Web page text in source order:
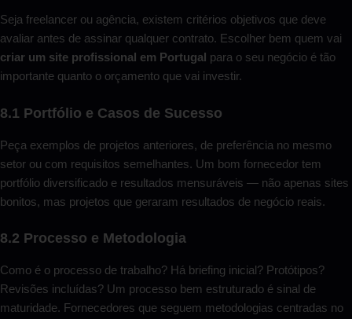
Seja freelancer ou agência, existem critérios objetivos que deve
avaliar antes de assinar qualquer contrato. Escolher bem quem vai
criar um site profissional em Portugal para o seu negócio é tão
importante quanto o orçamento que vai investir.
8.1 Portfólio e Casos de Sucesso
Peça exemplos de projetos anteriores, de preferência no mesmo
setor ou com requisitos semelhantes. Um bom fornecedor tem
portfólio diversificado e resultados mensuráveis — não apenas sites
bonitos, mas projetos que geraram resultados de negócio reais.
8.2 Processo e Metodologia
Como é o processo de trabalho? Há briefing inicial? Protótipos?
Revisões incluídas? Um processo bem estruturado é sinal de
maturidade. Fornecedores que seguem metodologias centradas no